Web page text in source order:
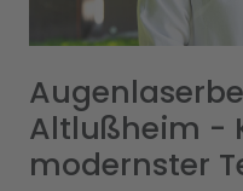
Altlußheim -
modernster